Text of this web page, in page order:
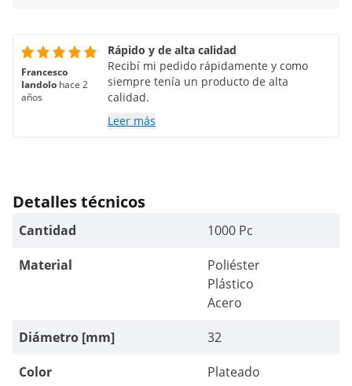
Francesco
Iandolo hace 2
años
Rápido y de alta calidad
Recibí mi pedido rápidamente y como
siempre tenía un producto de alta
calidad.
Leer más
Detalles técnicos
Cantidad
1000 Pc
Material
Poliéster
Plástico
Acero
Diámetro [mm]
32
Color
Plateado